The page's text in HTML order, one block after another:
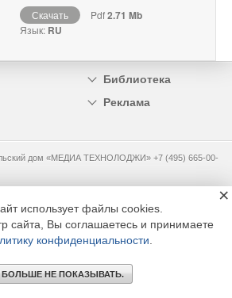
Скачать Pdf2.71 Mb
Язык: RU
Библиотека
Реклама
дом «МЕДИА ТЕХНОЛОДЖИ» +7 (495) 665-00-
использует файлы cookies.
сайта, Вы соглашаетесь и принимаете
конфиденциальности
БОЛЬШЕ НЕ ПОКАЗЫВАТЬ.
×